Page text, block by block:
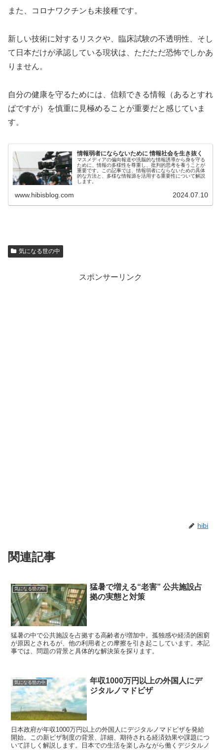
また、コロナワクチンも未接種です。
新しい技術に対するリスクや、臨床試験の不透明性、そし
て日本だけが承認している現状は、ただただ恐怖でしかあ
りません。
自分の健康を守るためには、信頼できる情報（あるとすれ
ばですが）を慎重に見極めることが重要だと感じていま
す。
情報弱者にならないために 情報社会を生き抜く
マスメディアの偏向報道や洗脳的な情報誘導から身を守る
ために、情報の多様性を尊重し、批判的思考を養うことが
重要です。この記事では、情報弱者にならないための具体
的な方法と、多様な情報源を活用する重要性について解説
します。
www.hibisblog.com 2024.07.10
気になる世の中
スポンサーリンク
hibi
関連記事
気になる世の中
猛暑で増える“老害” 公共施設占
拠の実態と対策
猛暑の中で公共施設を占拠する高齢者が増加中。孤独感や経済的困窮
が原因とされるが、他の利用者との摩擦を引き起こしています。本記
事では、問題の背景と具体的な解決策を探ります。
気になる世の中
年収1000万円以上の外国人にデ
ジタルノマドビザ
日本政府が年収1000万円以上の外国人にデジタルノマドビザを発給
開始。この新ビザ制度の背景、詳細、期待される経済効果や課題につ
いて詳しく解説します。日本での生活を楽しみながら働くデジタルノ